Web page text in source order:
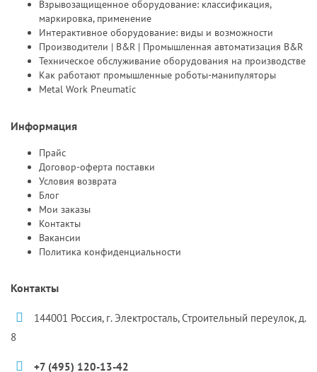
Взрывозащищенное оборудование: классификация,
маркировка, применение
Интерактивное оборудование: виды и возможности
Производители | B&R | Промышленная автоматизация B&R
Техническое обслуживание оборудования на производстве
Как работают промышленные роботы-манипуляторы
Metal Work Pneumatic
Информация
Прайс
Договор-оферта поставки
Условия возврата
Блог
Мои заказы
Контакты
Вакансии
Политика конфиденциальности
Контакты
144001 Россия, г. Электросталь, Строительный переулок, д.
8
+7 (495) 120-13-42